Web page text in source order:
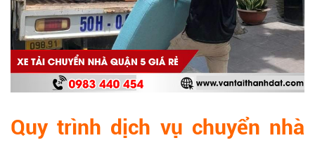
Quy trình dịch vụ chuyển nhà